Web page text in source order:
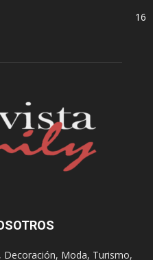
16
Decoración, Moda, Turismo,